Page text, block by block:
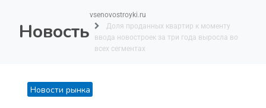
Новость
vsenovostroyki.ru
Доля проданных квартир к моменту
ввода новостроек за три года выросла во
всех сегментах
Новости рынка